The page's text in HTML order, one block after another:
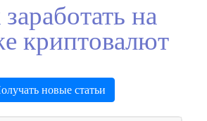
на
криптовалют
новые статьи